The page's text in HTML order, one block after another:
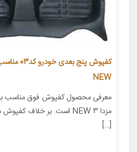
NEW
[…]